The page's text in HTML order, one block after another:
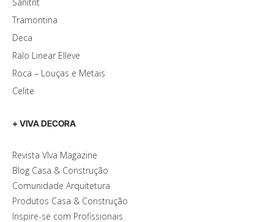
Tramontina
Deca
Ralo Linear Elleve
Roca – Louças e Metais
Celite
+ VIVA DECORA
Revista VIva Magazine
Blog Casa & Construção
Comunidade Arquitetura
Produtos Casa & Construção
Inspire-se com Profissionais